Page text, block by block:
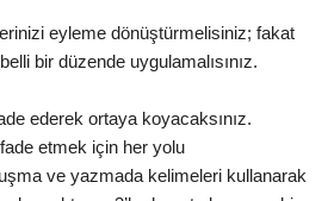
eyleme dönüştürmelisiniz; fakat
bir düzende uygulamalısınız.
ederek ortaya koyacaksınız.
etmek için her yolu
ve yazmada kelimeleri kullanarak